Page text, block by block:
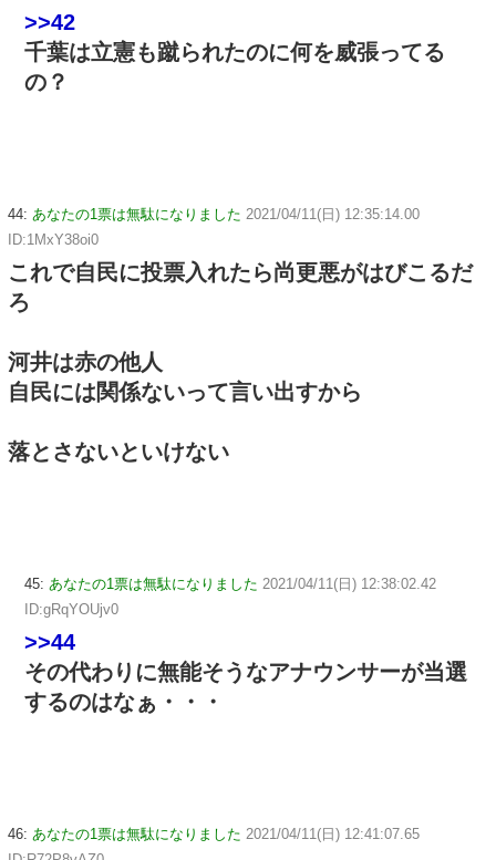
>>42
千葉は立憲も蹴られたのに何を威張ってる
の？
44: あなたの1票は無駄になりました 2021/04/11(日) 12:35:14.00
ID:1MxY38oi0
これで自民に投票入れたら尚更悪がはびこるだ
ろ
河井は赤の他人
自民には関係ないって言い出すから
落とさないといけない
45: あなたの1票は無駄になりました 2021/04/11(日) 12:38:02.42
ID:gRqYOUjv0
>>44
その代わりに無能そうなアナウンサーが当選
するのはなぁ・・・
46: あなたの1票は無駄になりました 2021/04/11(日) 12:41:07.65